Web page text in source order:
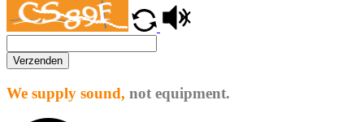
Verzenden
We supply sound, not equipment.